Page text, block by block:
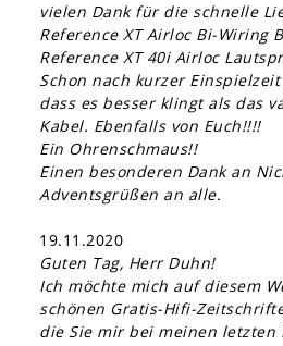
vielen Dank für die schnelle
Reference XT Airloc Bi-Wiring
Reference XT 40i Airloc
Schon nach kurzer
dass es besser klingt als das
Kabel. Ebenfalls von Euch!!!!
Ein Ohrenschmaus!!
Einen besonderen Dank an
Adventsgrüßen an alle.
19.11.2020
Guten Tag, Herr Duhn!
Ich möchte mich auf diesem
schönen Gratis-Hifi-
die Sie mir bei meinen letzten